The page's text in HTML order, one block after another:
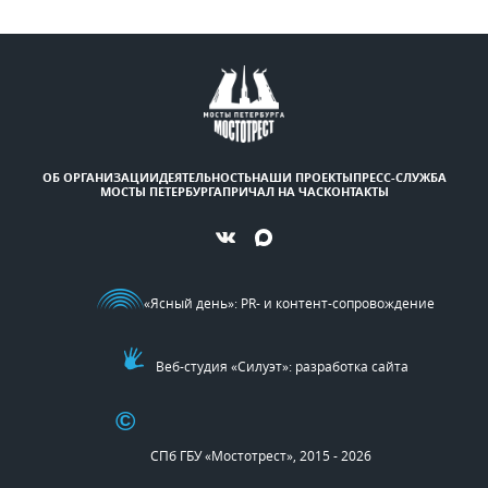
ОБ ОРГАНИЗАЦИИДЕЯТЕЛЬНОСТЬНАШИ ПРОЕКТЫПРЕСС-СЛУЖБА
МОСТЫ ПЕТЕРБУРГАПРИЧАЛ НА ЧАСКОНТАКТЫ
©
СПб ГБУ «Мостотрест», 2015 - 2026
«Ясный день»: PR- и контент-сопровождение
Веб-студия «Силуэт»: разработка сайта